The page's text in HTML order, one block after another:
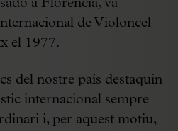
a Florència, va
de Violoncel
el 1977.
nostre país destaquin
internacional sempre
i, per aquest motiu,